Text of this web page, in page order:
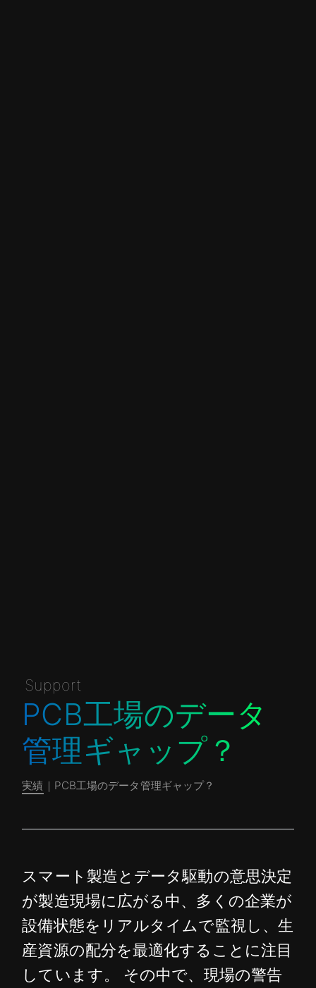
Support
PCB工場のデータ
管理ギャップ？
実績 ｜PCB工場のデータ管理ギャップ？
スマート製造とデータ駆動の意思決定
が製造現場に広がる中、多くの企業が
設備状態をリアルタイムで監視し、生
産資源の配分を最適化することに注目
しています。 その中で、現場の警告